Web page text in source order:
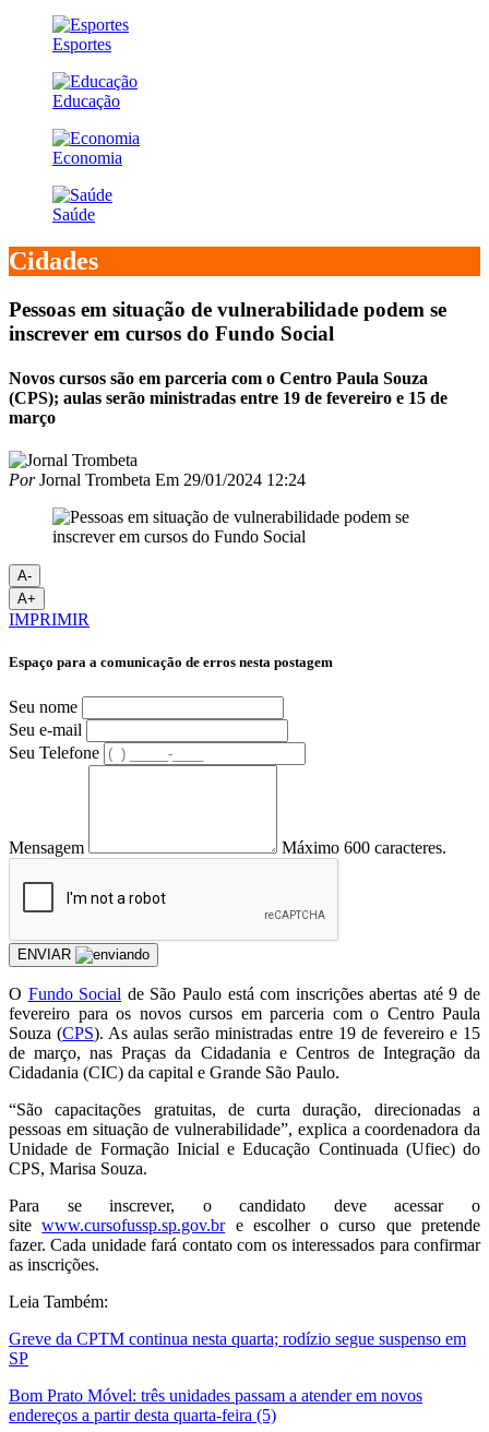
Esportes
Educação
Economia
Saúde
Cidades
Pessoas em situação de vulnerabilidade podem se
inscrever em cursos do Fundo Social
Novos cursos são em parceria com o Centro Paula Souza
(CPS); aulas serão ministradas entre 19 de fevereiro e 15 de
março
PorJornal Trombeta Em 29/01/2024 12:24
A-
A+
IMPRIMIR
Espaço para a comunicação de erros nesta postagem
Seu nome
Seu e-mail
Seu Telefone
Mensagem Máximo 600 caracteres.
ENVIAR
O Fundo Social de São Paulo está com inscrições abertas até 9 de
fevereiro para os novos cursos em parceria com o Centro Paula
Souza (CPS). As aulas serão ministradas entre 19 de fevereiro e 15
de março, nas Praças da Cidadania e Centros de Integração da
Cidadania (CIC) da capital e Grande São Paulo.
“São capacitações gratuitas, de curta duração, direcionadas a
pessoas em situação de vulnerabilidade”, explica a coordenadora da
Unidade de Formação Inicial e Educação Continuada (Ufiec) do
CPS, Marisa Souza.
Para se inscrever, o candidato deve acessar o
sitewww.cursofussp.sp.gov.bre escolher o curso que pretende
fazer. Cada unidade fará contato com os interessados para confirmar
as inscrições.
Leia Também:
Greve da CPTM continua nesta quarta; rodízio segue suspenso em
SP
Bom Prato Móvel: três unidades passam a atender em novos
endereços a partir desta quarta-feira (5)